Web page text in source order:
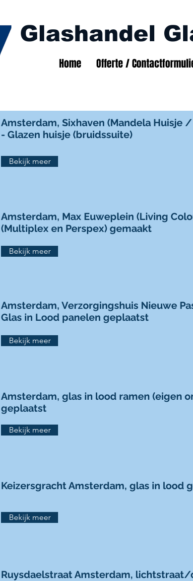
Glashandel
Home Offerte /
Amsterdam, Sixhaven (Mandela Huisje
- Glazen huisje (bruidssuite)
Bekijk meer
Amsterdam, Max Euweplein (Living
(Multiplex en Perspex) gemaakt
Bekijk meer
Amsterdam, Verzorgingshuis Nieuwe
Glas in Lood panelen geplaatst
Bekijk meer
Amsterdam, glas in lood ramen (eigen
geplaatst
Bekijk meer
Keizersgracht Amsterdam, glas in lood
Bekijk meer
Ruysdaelstraat Amsterdam, lichtstraat/